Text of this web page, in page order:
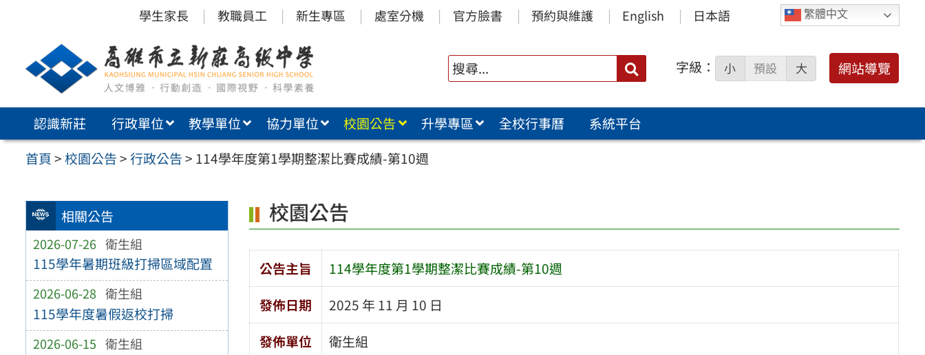
內
繁體中文
學生家長 教職員工 新生專區 處室分機 官方臉書 預約與維護 English 日本語
搜
尋：
字級： 小 預設 大 網站導覽
認識新莊 行政單位 教學單位 協力單位 校園公告 升學專區 全校行事曆
系統平台
首頁>校園公告>行政公告> 114學年度第1學期整潔比賽成績-第10週
相關公告
2026-07-26 衛生組
115學年暑期班級打掃區域配置
2026-06-28 衛生組
115學年度暑假返校打掃
2026-06-15 衛生組
校園公告
公告主旨
114學年度第1學期整潔比賽成績-第10週
發佈日期
2025 年 11 月 10 日
發佈單位
衛生組